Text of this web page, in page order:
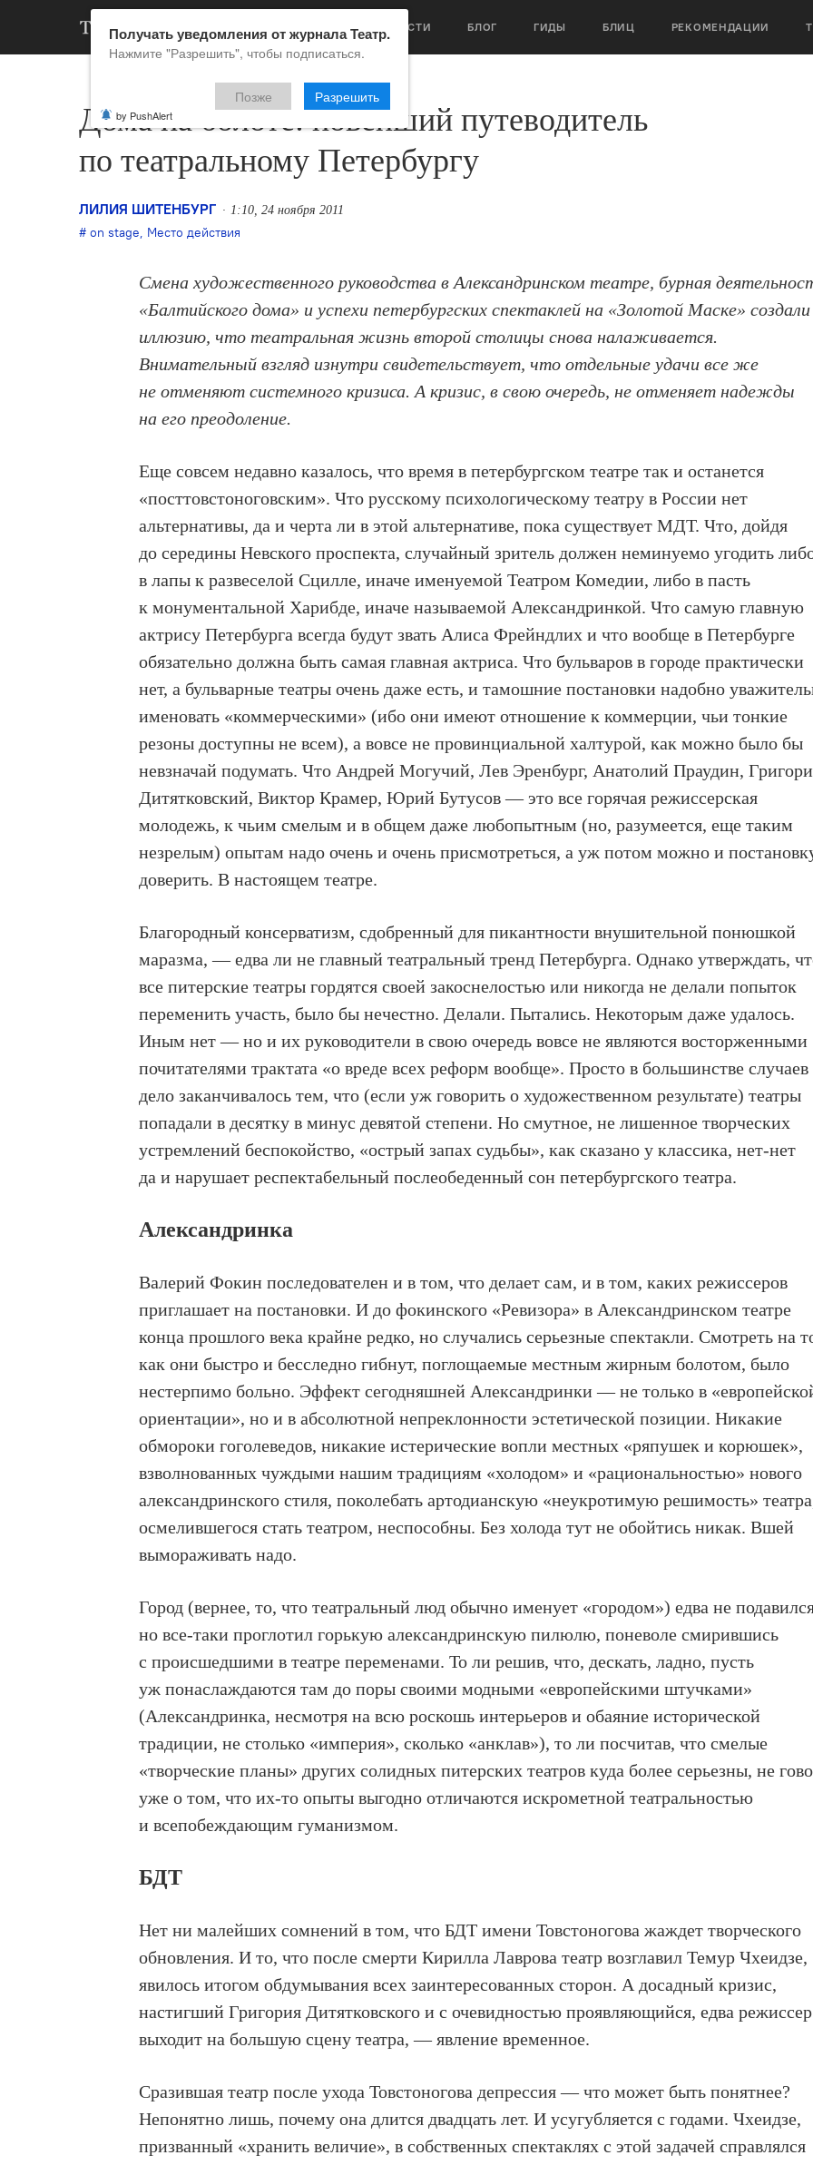
НОВОСТИ БЛОГ ГИДЫ БЛИЦ РЕКОМЕНДАЦИИ
Дома на болоте: новейший путеводитель
по театральному Петербургу
ЛИЛИЯ ШИТЕНБУРГ 1:10, 24 ноября 2011
on stage, Место действия
Смена художественного руководства в Александринском театре, бурная
«Балтийского дома» и успехи петербургских спектаклей на «Золотой Маске» создали
иллюзию, что театральная жизнь второй столицы снова налаживается.
Внимательный взгляд изнутри свидетельствует, что отдельные удачи все же
не отменяют системного кризиса. А кризис, в свою очередь, не отменяет надежды
на его преодоление.
Еще совсем недавно казалось, что время в петербургском театре так и останется
«посттовстоноговским». Что русскому психологическому театру в России нет
альтернативы, да и черта ли в этой альтернативе, пока существует МДТ. Что, дойдя
до середины Невского проспекта, случайный зритель должен неминуемо угодить
в лапы к развеселой Сцилле, иначе именуемой Театром Комедии, либо в пасть
к монументальной Харибде, иначе называемой Александринкой. Что самую главную
актрису Петербурга всегда будут звать Алиса Фрейндлих и что вообще в Петербурге
обязательно должна быть самая главная актриса. Что бульваров в городе практически
нет, а бульварные театры очень даже есть, и тамошние постановки надобно
именовать «коммерческими» (ибо они имеют отношение к коммерции, чьи тонкие
резоны доступны не всем), а вовсе не провинциальной халтурой, как можно было бы
невзначай подумать. Что Андрей Могучий, Лев Эренбург, Анатолий Праудин,
Дитятковский, Виктор Крамер, Юрий Бутусов — это все горячая режиссерская
молодежь, к чьим смелым и в общем даже любопытным (но, разумеется, еще таким
незрелым) опытам надо очень и очень присмотреться, а уж потом можно и
доверить. В настоящем театре.
Благородный консерватизм, сдобренный для пикантности внушительной понюшкой
маразма, — едва ли не главный театральный тренд Петербурга. Однако утверждать,
все питерские театры гордятся своей закоснелостью или никогда не делали попыток
переменить участь, было бы нечестно. Делали. Пытались. Некоторым даже удалось.
Иным нет — но и их руководители в свою очередь вовсе не являются восторженными
почитателями трактата «о вреде всех реформ вообще». Просто в большинстве случаев
дело заканчивалось тем, что (если уж говорить о художественном результате) театры
попадали в десятку в минус девятой степени. Но смутное, не лишенное творческих
устремлений беспокойство, «острый запах судьбы», как сказано у классика, нет-нет
да и нарушает респектабельный послеобеденный сон петербургского театра.
Александринка
Валерий Фокин последователен и в том, что делает сам, и в том, каких режиссеров
приглашает на постановки. И до фокинского «Ревизора» в Александринском театре
конца прошлого века крайне редко, но случались серьезные спектакли. Смотреть на
как они быстро и бесследно гибнут, поглощаемые местным жирным болотом, было
нестерпимо больно. Эффект сегодняшней Александринки — не только в
ориентации», но и в абсолютной непреклонности эстетической позиции. Никакие
обмороки гоголеведов, никакие истерические вопли местных «ряпушек и корюшек»,
взволнованных чуждыми нашим традициям «холодом» и «рациональностью» нового
александринского стиля, поколебать артодианскую «неукротимую решимость»
осмелившегося стать театром, неспособны. Без холода тут не обойтись никак. Вшей
вымораживать надо.
Город (вернее, то, что театральный люд обычно именует «городом») едва не
но все-таки проглотил горькую александринскую пилюлю, поневоле смирившись
с происшедшими в театре переменами. То ли решив, что, дескать, ладно, пусть
уж понаслаждаются там до поры своими модными «европейскими штучками»
(Александринка, несмотря на всю роскошь интерьеров и обаяние исторической
традиции, не столько «империя», сколько «анклав»), то ли посчитав, что смелые
«творческие планы» других солидных питерских театров куда более серьезны, не
уже о том, что их-то опыты выгодно отличаются искрометной театральностью
и всепобеждающим гуманизмом.
БДТ
Нет ни малейших сомнений в том, что БДТ имени Товстоногова жаждет творческого
обновления. И то, что после смерти Кирилла Лаврова театр возглавил Темур Чхеидзе,
явилось итогом обдумывания всех заинтересованных сторон. А досадный кризис,
настигший Григория Дитятковского и с очевидностью проявляющийся, едва режиссер
выходит на большую сцену театра, — явление временное.
Сразившая театр после ухода Товстоногова депрессия — что может быть понятнее?
Непонятно лишь, почему она длится двадцать лет. И усугубляется с годами. Чхеидзе,
призванный «хранить величие», в собственных спектаклях с этой задачей справлялся
Получать уведомления от журнала Театр.
Нажмите "Разрешить", чтобы подписаться.
Позже Разрешить
by PushAlert